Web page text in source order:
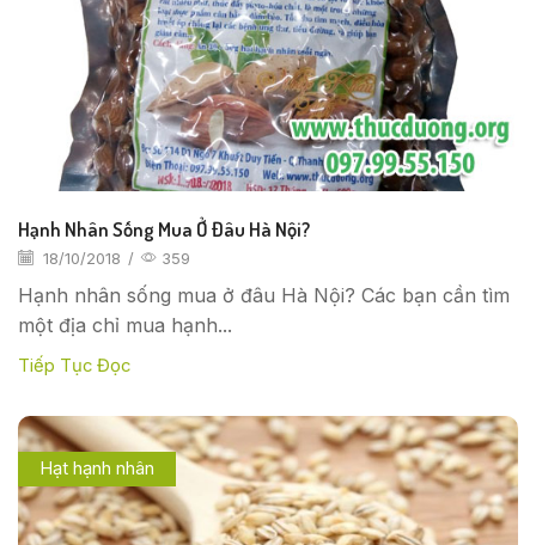
Hạnh Nhân Sống Mua Ở Đâu Hà Nội?
18/10/2018 / 359
Hạnh nhân sống mua ở đâu Hà Nội? Các bạn cần tìm
một địa chỉ mua hạnh...
Tiếp Tục Đọc
Hạt hạnh nhân